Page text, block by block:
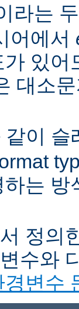
라는
어에서
있
대소
같이 슬
는 방
정의
수와
경변수